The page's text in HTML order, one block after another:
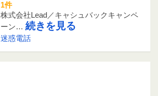
1件
株式会社Lead／キャシュバックキャンペ
ーン… 続きを見る
迷惑電話